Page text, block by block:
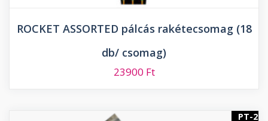
ROCKET ASSORTED pálcás rakétecsomag (18
db/ csomag)
23900 Ft
PT-2